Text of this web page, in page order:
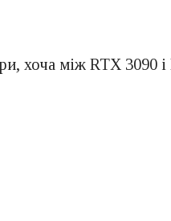
хоча між RTX 3090 і